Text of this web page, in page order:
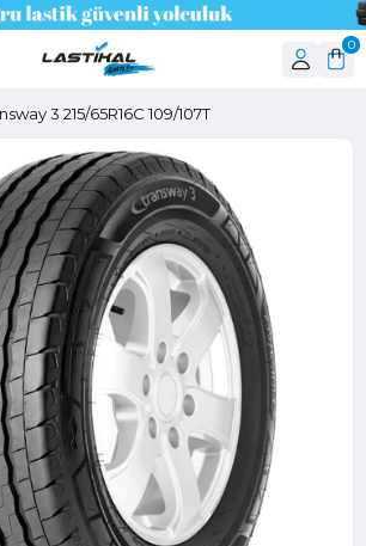
0
3 215/65R16C 109/107T